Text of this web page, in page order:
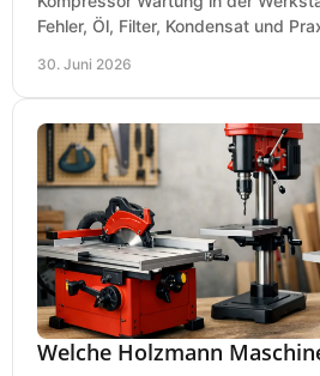
Fehler, Öl, Filter, Kondensat und
30. Juni 2026
Welche Holzmann